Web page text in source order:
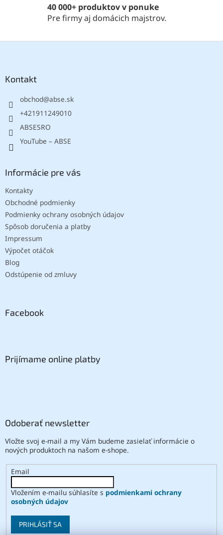
ý
p
i
u
40 000+ produktov v ponuke
Pre firmy aj domácich majstrov.
Kontakt
obchod@abse.sk
+421911249010
ABSESRO
YouTube – ABSE
Informácie pre vás
Kontakty
Obchodné podmienky
Podmienky ochrany osobných údajov
Spôsob doručenia a platby
Impressum
Výpočet otáčok
Blog
Odstúpenie od zmluvy
Facebook
Prijímame online platby
Odoberať newsletter
Vložte svoj e-mail a my Vám budeme zasielať informácie o
nových produktoch na našom e-shope.
Email
Vložením e-mailu súhlasíte s podmienkami ochrany
osobných údajov
PRIHLÁSIŤ SA